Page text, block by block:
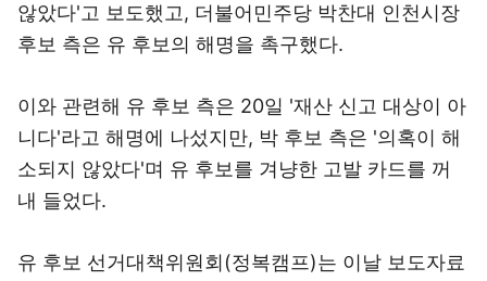
않았다'고 보도했고, 더불어민주당 박찬대 인천시장
후보 측은 유 후보의 해명을 촉구했다.
이와 관련해 유 후보 측은 20일 '재산 신고 대상이 아
니다'라고 해명에 나섰지만, 박 후보 측은 '의혹이 해
소되지 않았다'며 유 후보를 겨냥한 고발 카드를 꺼
내 들었다.
유 후보 선거대책위원회(정복캠프)는 이날 보도자료